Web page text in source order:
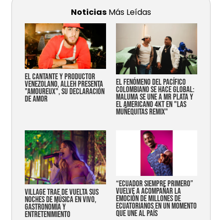
Noticias Más Leídas
EL CANTANTE Y PRODUCTOR
VENEZOLANO, ALLEH PRESENTA
"AMOUREUX", SU DECLARACIÓN
DE AMOR
EL FENÓMENO DEL PACÍFICO
COLOMBIANO SE HACE GLOBAL:
MALUMA SE UNE A MR PLATA Y
EL AMERICANO 4KT EN "LAS
MUÑEQUITAS REMIX"
Village trae de vuelta sus
noches de música en vivo,
gastronomía y
entretenimiento
“Ecuador siempre primero”
vuelve a acompañar la
emoción de millones de
ecuatorianos en un momento
que une al país